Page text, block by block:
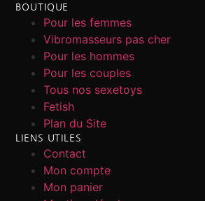
BOUTIQUE
Pour les femmes
Vibromasseurs pas cher
Pour les hommes
Pour les couples
Tous nos sexetoys
Fetish
Plan du Site
LIENS UTILES
Contact
Mon compte
Mon panier